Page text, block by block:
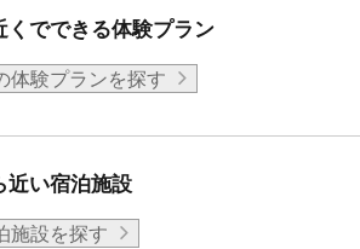
くでできる体験プラン
体験プランを探す
近い宿泊施設
施設を探す